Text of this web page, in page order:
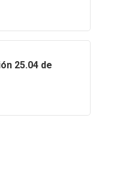
25.04 de
SERVICIOS